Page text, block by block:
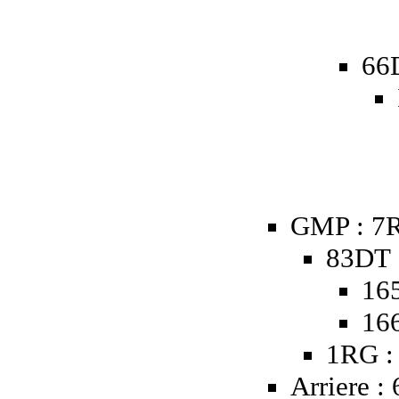
GMP :
83DT
1RG
Arriere :